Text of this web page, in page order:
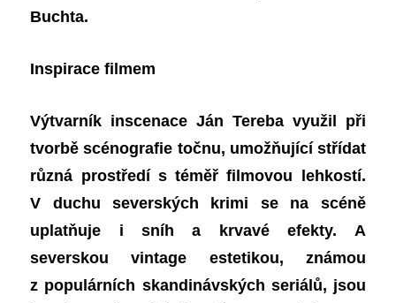
Buchta.
Inspirace filmem
Výtvarník inscenace Ján Tereba využil při
tvorbě scénografie točnu, umožňující střídat
různá prostředí s téměř filmovou lehkostí.
V duchu severských krimi se na scéně
uplatňuje i sníh a krvavé efekty. A
severskou vintage estetikou, známou
z populárních skandinávských seriálů, jsou